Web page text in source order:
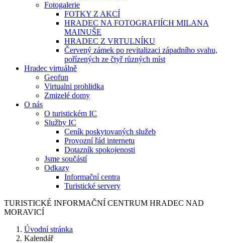
Fotogalerie
FOTKY Z AKCÍ
HRADEC NA FOTOGRAFIÍCH MILANA
MAINUŠE
HRADEC Z VRTULNÍKU
Červený zámek po revitalizaci západního svahu,
pořízených ze čtyř různých míst
Hradec virtuálně
Geofun
Virtualni prohlidka
Zmizelé domy
O nás
O turistickém IC
Služby IC
Ceník poskytovaných služeb
Provozní řád internetu
Dotazník spokojenosti
Jsme součástí
Odkazy
Informační centra
Turistické servery
TURISTICKÉ INFORMAČNÍ CENTRUM HRADEC NAD
MORAVICÍ
Úvodní stránka
Kalendář